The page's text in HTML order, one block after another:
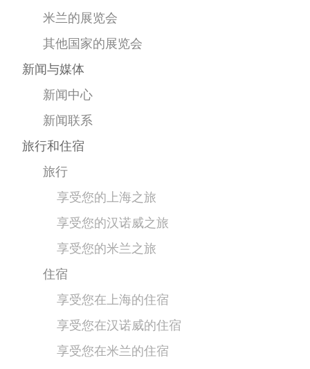
米兰的展览会
其他国家的展览会
新闻与媒体
新闻中心
新闻联系
旅行和住宿
旅行
享受您的上海之旅
享受您的汉诺威之旅
享受您的米兰之旅
住宿
享受您在上海的住宿
享受您在汉诺威的住宿
享受您在米兰的住宿